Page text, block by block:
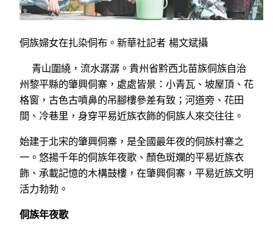
侗族婦女在扎染侗布。新華社記者 楊文斌攝
青山圍繞，流水潺潺。貴州省黔西北苗族侗族自治
州黎平縣的肇興侗寨，處處皆景：小青瓦、坡屋頂、花
格窗，古色古噴鼻的吊腳樓參差有致；河道旁、花田
間、冷巷里，身穿平易近族衣飾的侗族人來交往往。
始建于北宋的肇興侗寨，是全國最年夜的侗族村寨之
一。悠揚千年的侗族年夜歌、顏色斑斕的平易近族衣
飾、承載記憶的木構鼓樓，在肇興侗寨，平易近族文明
活力勃勃。
侗族年夜歌